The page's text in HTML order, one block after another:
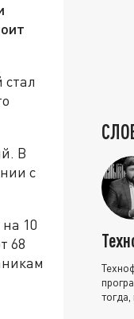
стал
В
с
10
68